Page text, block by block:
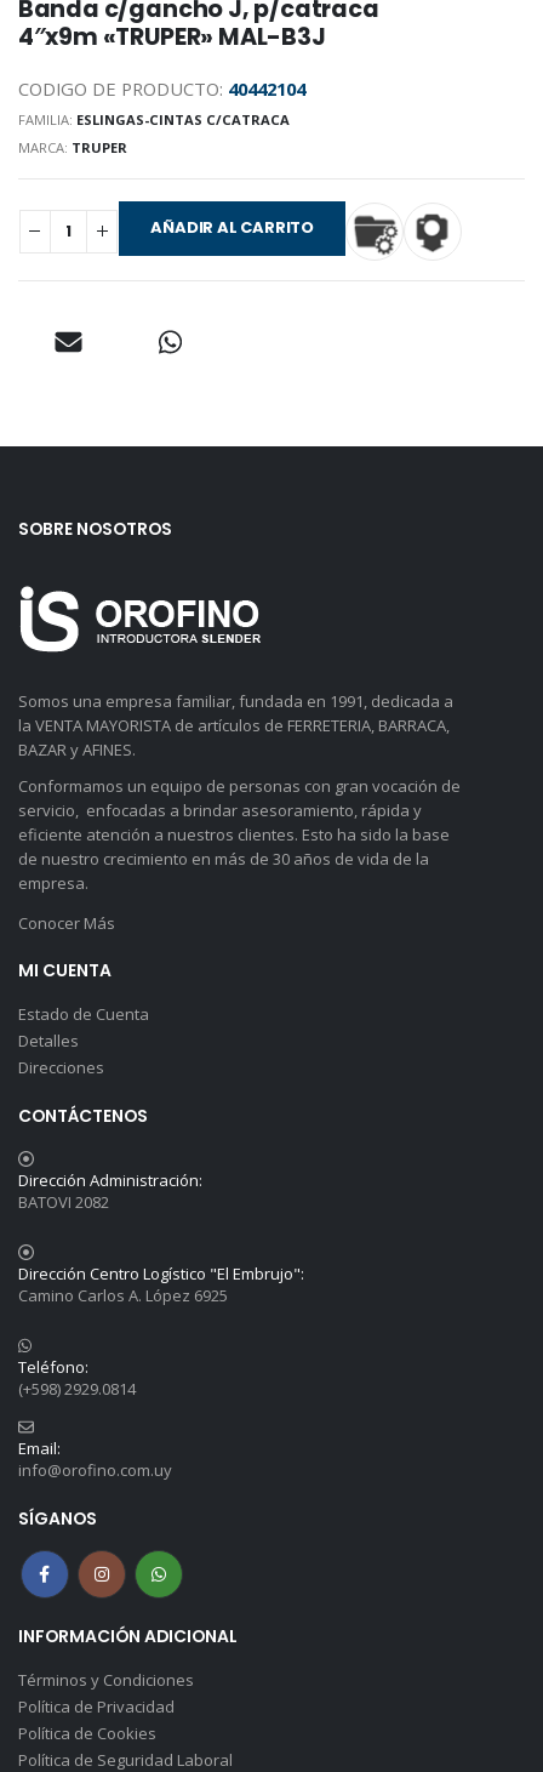
Banda c/gancho J, p/catraca
4″x9m «TRUPER» MAL-B3J
CODIGO DE PRODUCTO: 40442104
FAMILIA: ESLINGAS-CINTAS C/CATRACA
MARCA: TRUPER
AÑADIR AL CARRITO
SOBRE NOSOTROS
Somos una empresa familiar, fundada en 1991, dedicada a
la VENTA MAYORISTA de artículos de FERRETERIA, BARRACA,
BAZAR y AFINES.
Conformamos un equipo de personas con gran vocación de
servicio, enfocadas a brindar asesoramiento, rápida y
eficiente atención a nuestros clientes. Esto ha sido la base
de nuestro crecimiento en más de 30 años de vida de la
empresa.
Conocer Más
MI CUENTA
Estado de Cuenta
Detalles
Direcciones
CONTÁCTENOS
Dirección Administración:
BATOVI 2082
Dirección Centro Logístico "El Embrujo":
Camino Carlos A. López 6925
Teléfono:
(+598) 2929.0814
Email:
info@orofino.com.uy
SÍGANOS
INFORMACIÓN ADICIONAL
Términos y Condiciones
Política de Privacidad
Política de Cookies
Política de Seguridad Laboral